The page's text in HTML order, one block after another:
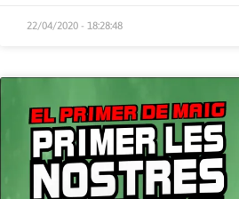
22/04/2020 - 18:28:48